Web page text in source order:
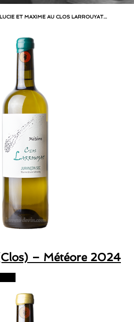
ET MAXIME AU CLOS LARROUYAT…
– Météore 2024